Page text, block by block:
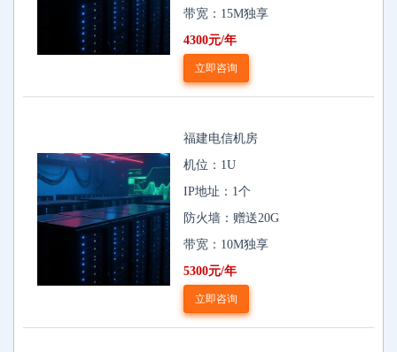
带宽：15M独享
4300元/年
立即咨询
福建电信机房
机位：1U
IP地址：1个
防火墙：赠送20G
带宽：10M独享
5300元/年
立即咨询